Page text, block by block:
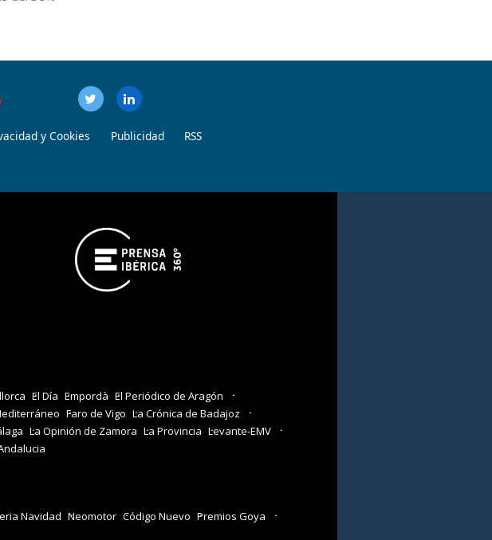
y Cookies Publicidad RSS
El Día Empordà El Periódico de Aragón
Faro de Vigo La Crónica de Badajoz
La Opinión de Zamora La Provincia Levante-EMV
Navidad Neomotor Código Nuevo Premios Goya